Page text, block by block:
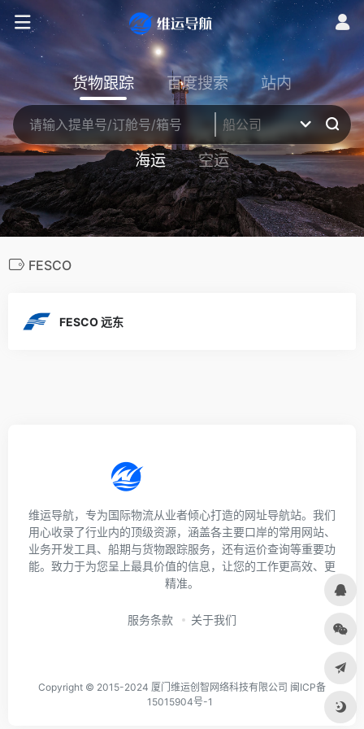
货物跟踪 百度搜索 站内
海运 空运
FESCO
FESCO 远东
维运导航，专为国际物流从业者倾心打造的网址导航站。我们
用心收录了行业内的顶级资源，涵盖各主要口岸的常用网站、
业务开发工具、船期与货物跟踪服务，还有运价查询等重要功
能。致力于为您呈上最具价值的信息，让您的工作更高效、更
精准。
服务条款 关于我们
Copyright © 2015-2024 厦门维运创智网络科技有限公司 闽ICP备
15015904号-1